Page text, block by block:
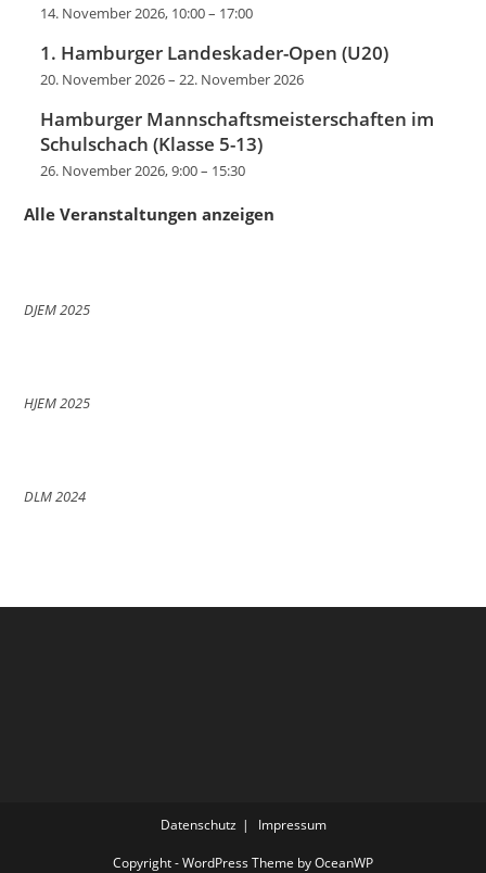
14. November 2026, 10:00– 17:00
1. Hamburger Landeskader-Open (U20)
20. November 2026–22. November 2026
Hamburger Mannschaftsmeisterschaften im
Schulschach (Klasse 5-13)
26. November 2026, 9:00– 15:30
Alle Veranstaltungen anzeigen
DJEM 2025
HJEM 2025
DLM 2024
Datenschutz Impressum
Copyright - WordPress Theme by OceanWP